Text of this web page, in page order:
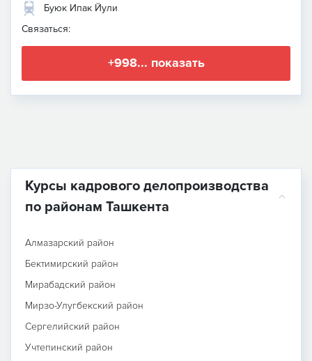
Буюк Ипак Йули
Связаться:
+998... показать
Курсы кадрового делопроизводства
по районам Ташкента
Алмазарский район
Бектимирский район
Мирабадский район
Мирзо-Улугбекский район
Сергелийский район
Учтепинский район